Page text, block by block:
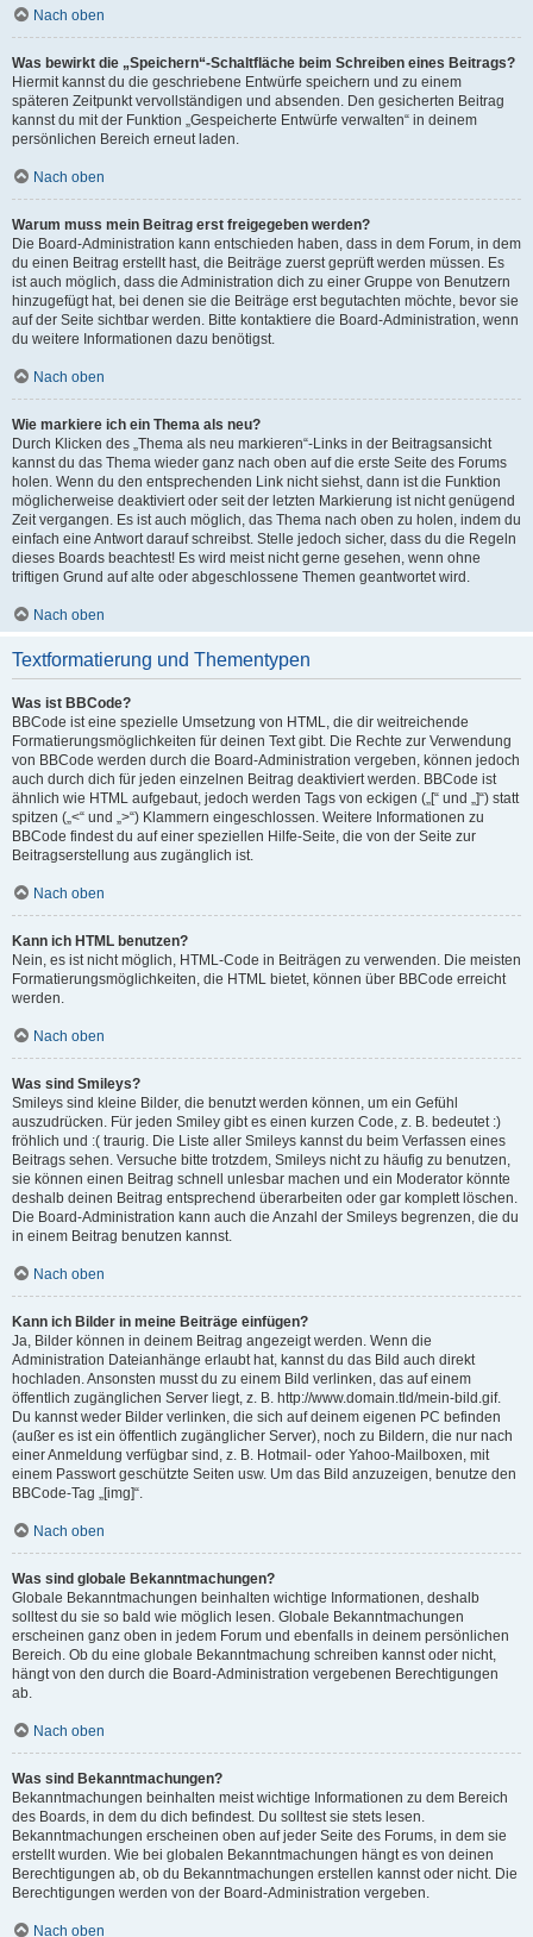
Nach oben
Was bewirkt die „Speichern“-Schaltfläche beim Schreiben eines Beitrags?
Hiermit kannst du die geschriebene Entwürfe speichern und zu einem
späteren Zeitpunkt vervollständigen und absenden. Den gesicherten Beitrag
kannst du mit der Funktion „Gespeicherte Entwürfe verwalten“ in deinem
persönlichen Bereich erneut laden.
Nach oben
Warum muss mein Beitrag erst freigegeben werden?
Die Board-Administration kann entschieden haben, dass in dem Forum, in dem
du einen Beitrag erstellt hast, die Beiträge zuerst geprüft werden müssen. Es
ist auch möglich, dass die Administration dich zu einer Gruppe von Benutzern
hinzugefügt hat, bei denen sie die Beiträge erst begutachten möchte, bevor sie
auf der Seite sichtbar werden. Bitte kontaktiere die Board-Administration, wenn
du weitere Informationen dazu benötigst.
Nach oben
Wie markiere ich ein Thema als neu?
Durch Klicken des „Thema als neu markieren“-Links in der Beitragsansicht
kannst du das Thema wieder ganz nach oben auf die erste Seite des Forums
holen. Wenn du den entsprechenden Link nicht siehst, dann ist die Funktion
möglicherweise deaktiviert oder seit der letzten Markierung ist nicht genügend
Zeit vergangen. Es ist auch möglich, das Thema nach oben zu holen, indem du
einfach eine Antwort darauf schreibst. Stelle jedoch sicher, dass du die Regeln
dieses Boards beachtest! Es wird meist nicht gerne gesehen, wenn ohne
triftigen Grund auf alte oder abgeschlossene Themen geantwortet wird.
Nach oben
Textformatierung und Thementypen
Was ist BBCode?
BBCode ist eine spezielle Umsetzung von HTML, die dir weitreichende
Formatierungsmöglichkeiten für deinen Text gibt. Die Rechte zur Verwendung
von BBCode werden durch die Board-Administration vergeben, können jedoch
auch durch dich für jeden einzelnen Beitrag deaktiviert werden. BBCode ist
ähnlich wie HTML aufgebaut, jedoch werden Tags von eckigen („[“ und „]“) statt
spitzen („<“ und „>“) Klammern eingeschlossen. Weitere Informationen zu
BBCode findest du auf einer speziellen Hilfe-Seite, die von der Seite zur
Beitragserstellung aus zugänglich ist.
Nach oben
Kann ich HTML benutzen?
Nein, es ist nicht möglich, HTML-Code in Beiträgen zu verwenden. Die meisten
Formatierungsmöglichkeiten, die HTML bietet, können über BBCode erreicht
werden.
Nach oben
Was sind Smileys?
Smileys sind kleine Bilder, die benutzt werden können, um ein Gefühl
auszudrücken. Für jeden Smiley gibt es einen kurzen Code, z. B. bedeutet :)
fröhlich und :( traurig. Die Liste aller Smileys kannst du beim Verfassen eines
Beitrags sehen. Versuche bitte trotzdem, Smileys nicht zu häufig zu benutzen,
sie können einen Beitrag schnell unlesbar machen und ein Moderator könnte
deshalb deinen Beitrag entsprechend überarbeiten oder gar komplett löschen.
Die Board-Administration kann auch die Anzahl der Smileys begrenzen, die du
in einem Beitrag benutzen kannst.
Nach oben
Kann ich Bilder in meine Beiträge einfügen?
Ja, Bilder können in deinem Beitrag angezeigt werden. Wenn die
Administration Dateianhänge erlaubt hat, kannst du das Bild auch direkt
hochladen. Ansonsten musst du zu einem Bild verlinken, das auf einem
öffentlich zugänglichen Server liegt, z. B. http://www.domain.tld/mein-bild.gif.
Du kannst weder Bilder verlinken, die sich auf deinem eigenen PC befinden
(außer es ist ein öffentlich zugänglicher Server), noch zu Bildern, die nur nach
einer Anmeldung verfügbar sind, z. B. Hotmail- oder Yahoo-Mailboxen, mit
einem Passwort geschützte Seiten usw. Um das Bild anzuzeigen, benutze den
BBCode-Tag „[img]“.
Nach oben
Was sind globale Bekanntmachungen?
Globale Bekanntmachungen beinhalten wichtige Informationen, deshalb
solltest du sie so bald wie möglich lesen. Globale Bekanntmachungen
erscheinen ganz oben in jedem Forum und ebenfalls in deinem persönlichen
Bereich. Ob du eine globale Bekanntmachung schreiben kannst oder nicht,
hängt von den durch die Board-Administration vergebenen Berechtigungen
ab.
Nach oben
Was sind Bekanntmachungen?
Bekanntmachungen beinhalten meist wichtige Informationen zu dem Bereich
des Boards, in dem du dich befindest. Du solltest sie stets lesen.
Bekanntmachungen erscheinen oben auf jeder Seite des Forums, in dem sie
erstellt wurden. Wie bei globalen Bekanntmachungen hängt es von deinen
Berechtigungen ab, ob du Bekanntmachungen erstellen kannst oder nicht. Die
Berechtigungen werden von der Board-Administration vergeben.
Nach oben